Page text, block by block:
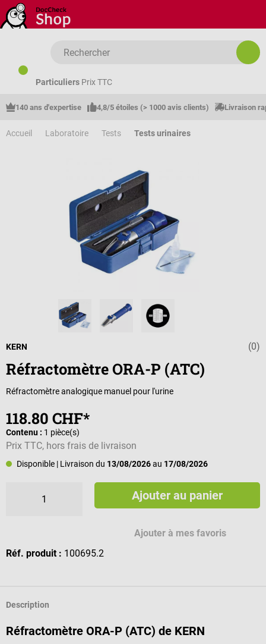
Passer au contenu principal
Particuliers Prix TTC
140 ans d'expertise 4,8/5 étoiles (> 1000 avis clients) Livraison
Accueil Laboratoire Tests Tests urinaires
Note (0)
KERN
Réfractomètre ORA-P (ATC)
Réfractomètre analogique manuel pour l'urine
118.80 CHF*
Contenu : 1 pièce(s)
Prix TTC, hors frais de livraison
Disponible | Livraison du 13/08/2026au 17/08/2026
Ajouter au panier
Ajouter à mes favoris
Réf. produit : 100695.2
Description
Réfractomètre ORA-P (ATC) de KERN